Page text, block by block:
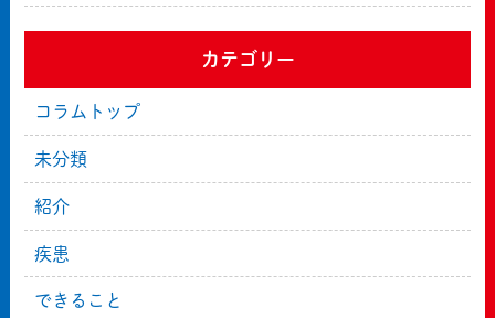
カテゴリー
コラムトップ
未分類
紹介
疾患
できること